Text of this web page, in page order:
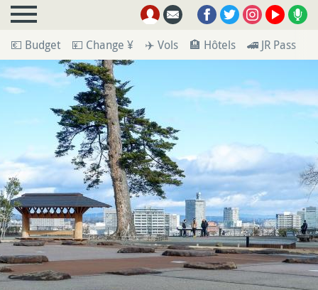
💶 Budget 💴 Change ¥ ✈️ Vols 🏨 Hôtels 🚄 JR Pass